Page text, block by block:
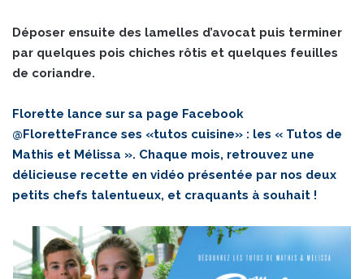
Déposer ensuite des lamelles d’avocat puis terminer
par quelques pois chiches rôtis et quelques feuilles
de coriandre.
Florette lance sur sa page Facebook
@FloretteFrance ses «tutos cuisine» : les « Tutos de
Mathis et Mélissa ». Chaque mois, retrouvez une
délicieuse recette en vidéo présentée par nos deux
petits chefs talentueux, et craquants à souhait !